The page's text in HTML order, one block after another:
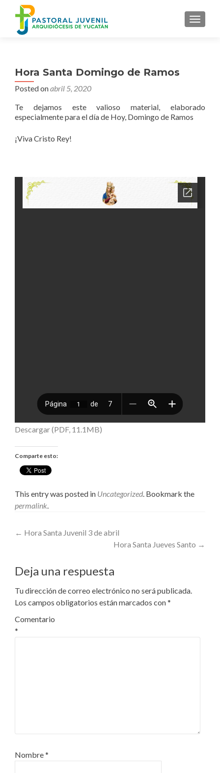
MENU
Hora Santa Domingo de Ramos
Posted onabril 5, 2020
Te dejamos este valioso material, elaborado
especialmente para el día de Hoy, Domingo de Ramos
¡Viva Cristo Rey!
Descargar (PDF, 11.1MB)
Comparte esto:
This entry was posted in Uncategorized. Bookmark the
permalink.
Post
← Hora Santa Juvenil 3 de abril
Hora Santa Jueves Santo →
Deja una respuesta
Tu dirección de correo electrónico no será publicada.
Los campos obligatorios están marcados con*
Comentario
*
Nombre*